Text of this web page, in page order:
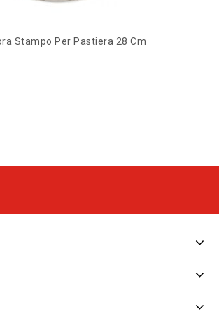
Stampo Per Pastiera 28 Cm